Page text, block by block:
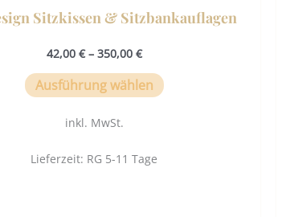
Sitzkissen & Sitzbankauflagen
42,00 €– 350,00 €
Ausführung wählen
inkl. MwSt.
Lieferzeit: RG 5-11 Tage